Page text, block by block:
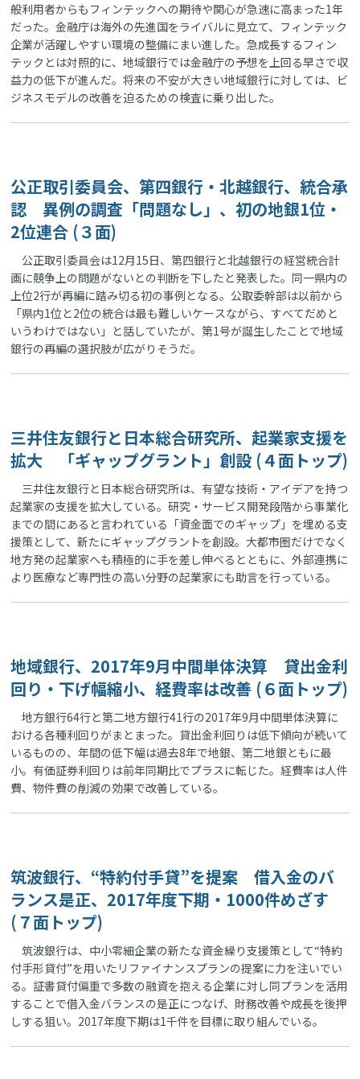
般利用者からもフィンテックへの期待や関心が急速に高まった1年
だった。金融庁は海外の先進国をライバルに見立て、フィンテック
企業が活躍しやすい環境の整備にまい進した。急成長するフィン
テックとは対照的に、地域銀行では金融庁の予想を上回る早さで収
益力の低下が進んだ。将来の不安が大きい地域銀行に対しては、ビ
ジネスモデルの改善を迫るための検査に乗り出した。
公正取引委員会、第四銀行・北越銀行、統合承
認 異例の調査「問題なし」、初の地銀1位・
2位連合 (３面)
公正取引委員会は12月15日、第四銀行と北越銀行の経営統合計
画に競争上の問題がないとの判断を下したと発表した。同一県内の
上位2行が再編に踏み切る初の事例となる。公取委幹部は以前から
「県内1位と2位の統合は最も難しいケースながら、すべてだめと
いうわけではない」と話していたが、第1号が誕生したことで地域
銀行の再編の選択肢が広がりそうだ。
三井住友銀行と日本総合研究所、起業家支援を
拡大 「ギャップグラント」創設 (４面トップ)
三井住友銀行と日本総合研究所は、有望な技術・アイデアを持つ
起業家の支援を拡大している。研究・サービス開発段階から事業化
までの間にあると言われている「資金面でのギャップ」を埋める支
援策として、新たにギャップグラントを創設。大都市圏だけでなく
地方発の起業家へも積極的に手を差し伸べるとともに、外部連携に
より医療など専門性の高い分野の起業家にも助言を行っている。
地域銀行、2017年9月中間単体決算 貸出金利
回り・下げ幅縮小、経費率は改善 (６面トップ)
地方銀行64行と第二地方銀行41行の2017年9月中間単体決算に
おける各種利回りがまとまった。貸出金利回りは低下傾向が続いて
いるものの、年間の低下幅は過去8年で地銀、第二地銀ともに最
小。有価証券利回りは前年同期比でプラスに転じた。経費率は人件
費、物件費の削減の効果で改善している。
筑波銀行、“特約付手貸”を提案 借入金のバ
ランス是正、2017年度下期・1000件めざす
(７面トップ)
筑波銀行は、中小零細企業の新たな資金繰り支援策として“特約
付手形貸付”を用いたリファイナンスプランの提案に力を注いでい
る。証書貸付偏重で多数の融資を抱える企業に対し同プランを活用
することで借入金バランスの是正につなげ、財務改善や成長を後押
しする狙い。2017年度下期は1千件を目標に取り組んでいる。